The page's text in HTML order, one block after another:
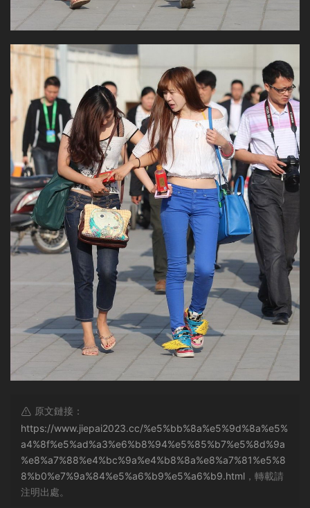
原文鏈接：
https://www.jiepai2023.cc/%e5%bb%8a%e5%9d%8a%e5%
a4%8f%e5%ad%a3%e6%b8%94%e5%85%b7%e5%8d%9a
%e8%a7%88%e4%bc%9a%e4%b8%8a%e8%a7%81%e5%8
8%b0%e7%9a%84%e5%a6%b9%e5%a6%b9.html ，轉載請
注明出處。